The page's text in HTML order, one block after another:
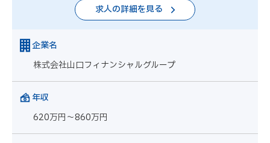
求人の詳細を見る
企業名
株式会社山口フィナンシャルグループ
年収
620万円～860万円